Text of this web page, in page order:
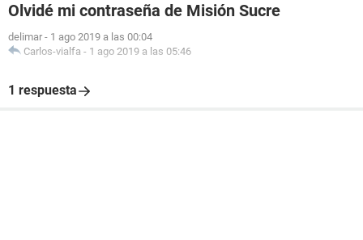
Olvidé mi contraseña de Misión Sucre
delimar - 1 ago 2019 a las 00:04
Carlos-vialfa - 1 ago 2019 a las 05:46
1 respuesta